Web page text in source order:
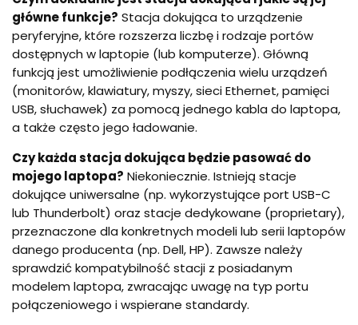
główne funkcje? Stacja dokująca to urządzenie
peryferyjne, które rozszerza liczbę i rodzaje portów
dostępnych w laptopie (lub komputerze). Główną
funkcją jest umożliwienie podłączenia wielu urządzeń
(monitorów, klawiatury, myszy, sieci Ethernet, pamięci
USB, słuchawek) za pomocą jednego kabla do laptopa,
a także często jego ładowanie.
Czy każda stacja dokująca będzie pasować do
mojego laptopa? Niekoniecznie. Istnieją stacje
dokujące uniwersalne (np. wykorzystujące port USB-C
lub Thunderbolt) oraz stacje dedykowane (proprietary),
przeznaczone dla konkretnych modeli lub serii laptopów
danego producenta (np. Dell, HP). Zawsze należy
sprawdzić kompatybilność stacji z posiadanym
modelem laptopa, zwracając uwagę na typ portu
połączeniowego i wspierane standardy.